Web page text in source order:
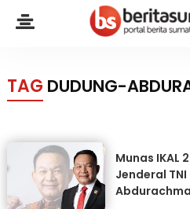
TAG DUDUNG-
Munas IKAL
Jenderal